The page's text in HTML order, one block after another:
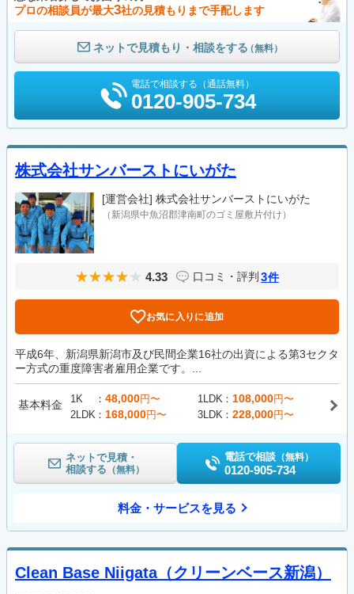
プロの相談員が最大3社の見積もりまで手配します
ネットで見積もり・相談をする（無料）
電話で相談する（通話無料）
0120-905-734
株式会社サンバーストにいがた
[運営会社] 株式会社サンバーストにいがた
（新潟県中魚沼郡津南町のゴミ屋敷片付け）
4.33 口コミ・評判 3件
お気に入りに追加
平成6年、新潟県新潟市及び民間企業16社の出資による第3セクタ
ー方式の重度障害者雇用企業です。...
基本料金 1K 48,000円〜 1LDK 108,000円〜
2LDK
168,000円〜 3LDK 228,000円〜
ネットで見積・
相談する （無料）
電話で相談 （無料）
0120-905-734
料金・サービスを見る
Clean Base Niigata（クリーンベース新潟）